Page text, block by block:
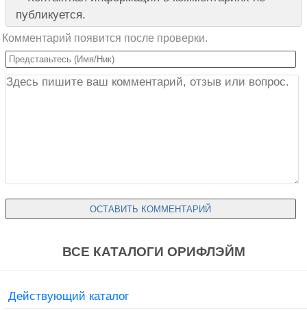
публикуется.
Комментарий появится после проверки.
ВСЕ КАТАЛОГИ ОРИФЛЭЙМ
Действующий каталог